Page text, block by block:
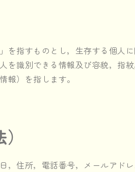
を指すものとし，生存する個
を識別できる情報及び容貌，指
報）を指します。
，住所，電話番号，メールアド